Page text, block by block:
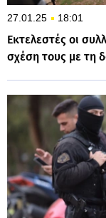
27.01.25 18:01
Εκτελεστές οι
σχέση τους με τη